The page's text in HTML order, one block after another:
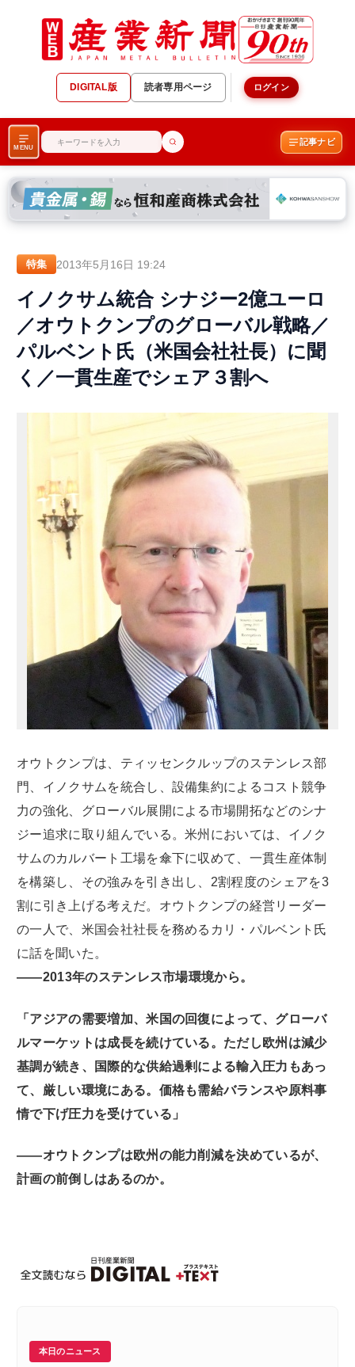
DIGITAL版 読者専用ページ ログイン
MENU
記事ナビ
特集 2013年5月16日 19:24
イノクサム統合 シナジー2億ユーロ
／オウトクンプのグローバル戦略／
パルベント氏（米国会社社長）に聞
く／一貫生産でシェア３割へ
オウトクンプは、ティッセンクルップのステンレス部
門、イノクサムを統合し、設備集約によるコスト競争
力の強化、グローバル展開による市場開拓などのシナ
ジー追求に取り組んでいる。米州においては、イノク
サムのカルバート工場を傘下に収めて、一貫生産体制
を構築し、その強みを引き出し、2割程度のシェアを3
割に引き上げる考えだ。オウトクンプの経営リーダー
の一人で、米国会社社長を務めるカリ・パルベント氏
に話を聞いた。
――2013年のステンレス市場環境から。
「アジアの需要増加、米国の回復によって、グローバ
ルマーケットは成長を続けている。ただし欧州は減少
基調が続き、国際的な供給過剰による輸入圧力もあっ
て、厳しい環境にある。価格も需給バランスや原料事
情で下げ圧力を受けている」
――オウトクンプは欧州の能力削減を決めているが、
計画の前倒しはあるのか。
本日のニュース